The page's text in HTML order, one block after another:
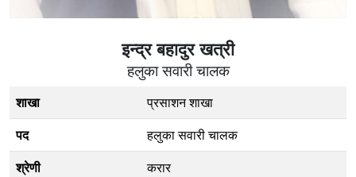
इन्द्र बहादुर खत्री
हलुका सवारी चालक
शाखा
प्रसाशन शाखा
पद
हलुका सवारी चालक
श्रेणी
करार